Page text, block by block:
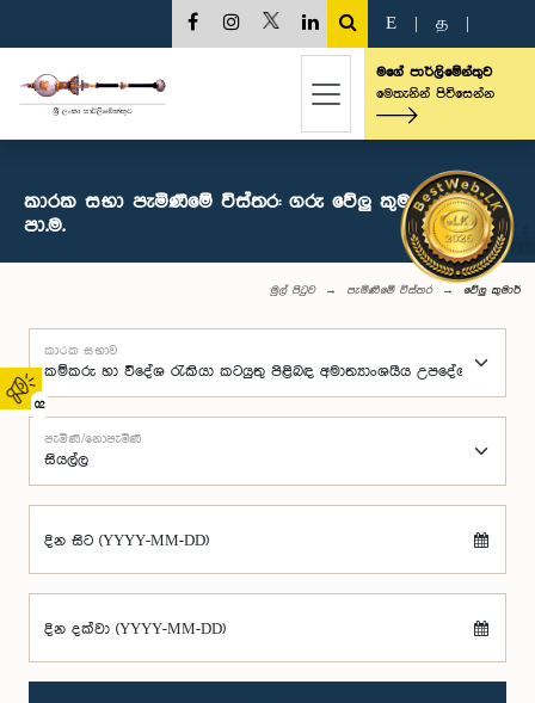
02
E த
මගේ පාර්ලිමේන්තුව
මෙතැනින් පිවිසෙන්න
කාරක සභා පැමිණීමේ විස්තර: ගරු වේලු කුමාර් මහතා,
පා.ම.
මුල් පිටුව පැමිණීමේ විස්තර වේලු කුමාර්
කාරක සභාව
පැමිණි/නොපැමිණි
දින සිට (YYYY-MM-DD)
දින දක්වා (YYYY-MM-DD)